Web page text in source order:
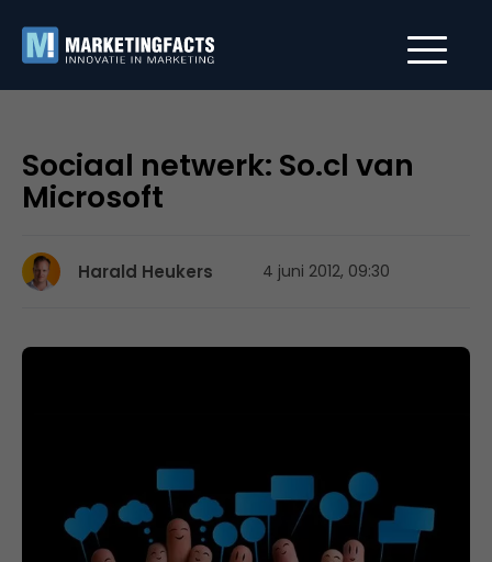
Sociaal netwerk: So.cl van
Microsoft
Harald Heukers 4 juni 2012, 09:30